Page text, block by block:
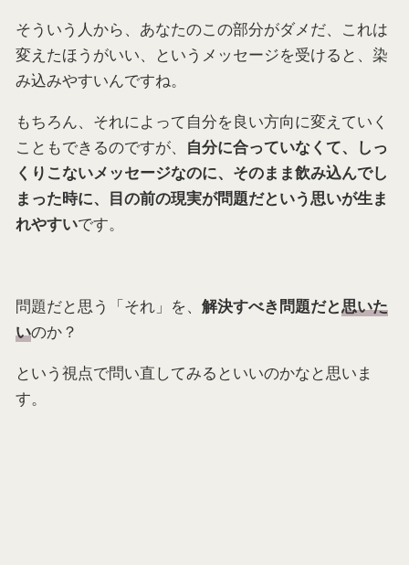
そういう人から、あなたのこの部分がダメだ、これは
変えたほうがいい、というメッセージを受けると、染
み込みやすいんですね。
もちろん、それによって自分を良い方向に変えていく
こともできるのですが、
自分に合っていなくて、しっ
くりこないメッセージなのに、そのまま飲み込んでし
まった時に、目の前の現実が問題だという思いが生ま
れやすいです。
問題だと思う「それ」を、 解決すべき問題だと思いた
いのか？
という視点で問い直してみるといいのかなと思いま
す。